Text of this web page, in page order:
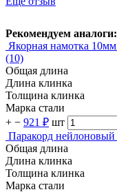
Рекомендуем аналоги:
Якорная намотка
(10)
Общая длина
Длина клинка
Толщина клинка
Марка стали
+ − 921 ₽ шт
Паракорд
Общая длина
Длина клинка
Толщина клинка
Марка стали